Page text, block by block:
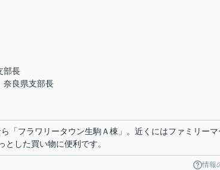
部長
良県支部長
「フラワリータウン生駒Ａ棟」。近くにはファミリーマ
とした買い物に便利です。
情報